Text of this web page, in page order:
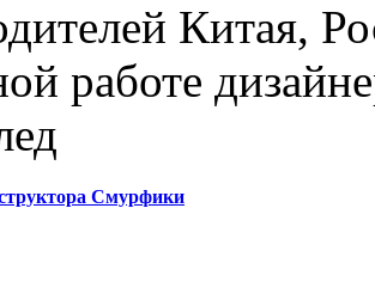
Китая,
работе
Смурфики